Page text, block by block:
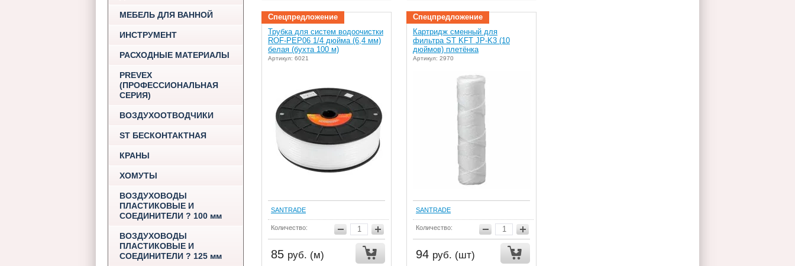
МЕБЕЛЬ ДЛЯ ВАННОЙ
ИНСТРУМЕНТ
РАСХОДНЫЕ МАТЕРИАЛЫ
PREVEX
(ПРОФЕССИОНАЛЬНАЯ
СЕРИЯ)
ВОЗДУХООТВОДЧИКИ
ST БЕСКОНТАКТНАЯ
КРАНЫ
ХОМУТЫ
ВОЗДУХОВОДЫ
ПЛАСТИКОВЫЕ И
СОЕДИНИТЕЛИ ? 100 мм
ВОЗДУХОВОДЫ
ПЛАСТИКОВЫЕ И
СОЕДИНИТЕЛИ ? 125 мм
Спецпредложение
Трубка для систем водоочистки
ROF-PEP06 1/4 дюйма (6,4 мм)
белая (бухта 100 м)
Артикул: 6021
SANTRADE
Количество:
85 руб. (м)
Спецпредложение
Картридж сменный для
фильтра ST KFT JP-K3 (10
дюймов) плетёнка
Артикул: 2970
SANTRADE
Количество:
94 руб. (шт)